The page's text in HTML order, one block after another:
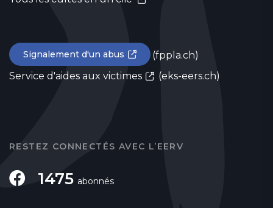
Signalement d'un abus
(fppla.ch)
Service d'aides aux victimes
(eks-eers.ch)
RESTEZ CONNECTÉS AVEC L’EERV
1475 abonnés